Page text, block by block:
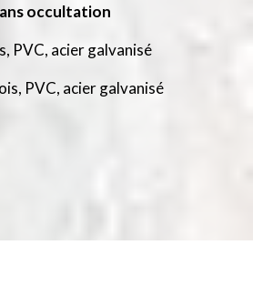
occultation
PVC, acier galvanisé
PVC, acier galvanisé